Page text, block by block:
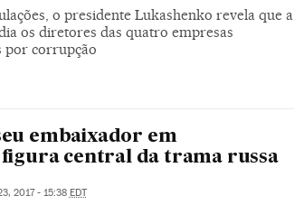
o presidente Lukashenko revela que a
os diretores das quatro empresas
por corrupção
embaixador em
central da trama russa
2017 - 15:38 EDT